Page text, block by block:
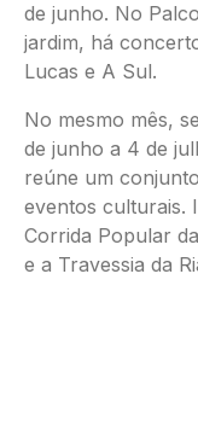
de junho. No
jardim, há
Lucas e A Sul.
No mesmo mês,
de junho a 4 de
reúne um
eventos culturais.
Corrida Popular
e a Travessia da